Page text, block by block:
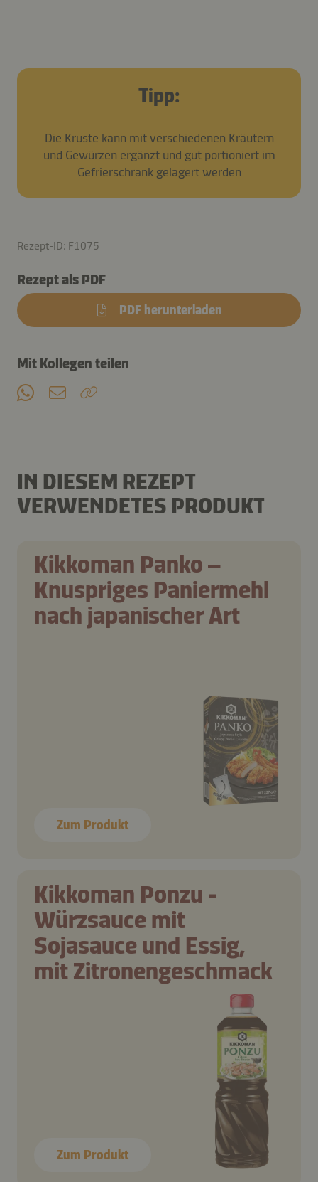
Tipp:
Die Kruste kann mit verschiedenen Kräutern
und Gewürzen ergänzt und gut portioniert im
Gefrierschrank gelagert werden
Rezept-ID: F1075
Rezept als PDF
PDF herunterladen
Mit Kollegen teilen
IN DIESEM REZEPT
VERWENDETES PRODUKT
Kikkoman Panko –
Knuspriges Paniermehl
nach japanischer Art
Zum Produkt
Kikkoman Ponzu -
Würzsauce mit
Sojasauce und Essig,
mit Zitronengeschmack
Zum Produkt